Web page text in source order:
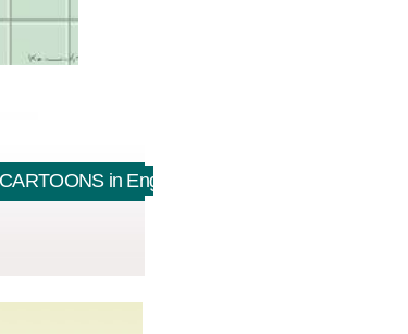
CARTOONS in English